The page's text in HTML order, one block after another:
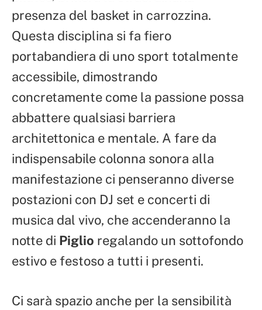
presenza del basket in carrozzina.
Questa disciplina si fa fiero
portabandiera di uno sport totalmente
accessibile, dimostrando
concretamente come la passione possa
abbattere qualsiasi barriera
architettonica e mentale. A fare da
indispensabile colonna sonora alla
manifestazione ci penseranno diverse
postazioni con DJ set e concerti di
musica dal vivo, che accenderanno la
notte di Piglio regalando un sottofondo
estivo e festoso a tutti i presenti.
Ci sarà spazio anche per la sensibilità